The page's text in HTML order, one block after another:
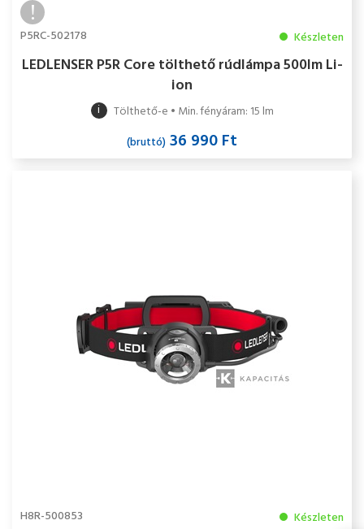
P5RC-502178 Készleten
LEDLENSER P5R Core tölthető rúdlámpa 500lm Li-
ion
i
Tölthető-e • Min. fényáram: 15 lm
(bruttó) 36 990 Ft
H8R-500853 Készleten